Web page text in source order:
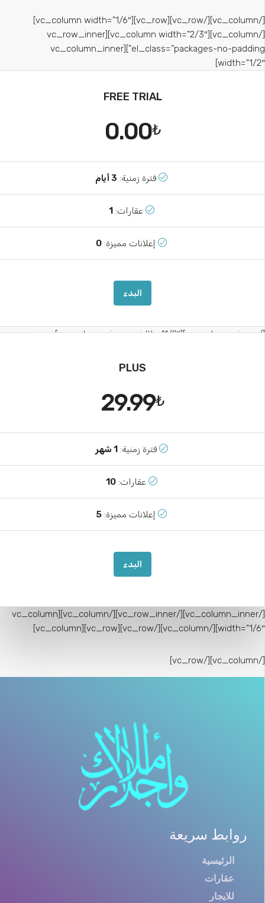
[/vc_column][/vc_row][vc_row][vc_column width=”1/6″]
[/vc_column][vc_column width=”2/3″][vc_row_inner
el_class=”packages-no-padding”][vc_column_inner
width=”1/2″]
FREE TRIAL
₺
0.00
فترة زمنية: 3 أيام
عقارات: 1
إعلانات مميزة: 0
البدء
[/vc_column_inner][vc_column_inner width=”1/2″]
PLUS
₺
29.99
فترة زمنية: 1 شهر
عقارات: 10
إعلانات مميزة: 5
البدء
[/vc_column_inner][/vc_row_inner][/vc_column][vc_column
width=”1/6″][/vc_column][/vc_row][vc_row][vc_column]
[/vc_column][/vc_row]
روابط سريعة
الرئيسية
عقارات
للايجار